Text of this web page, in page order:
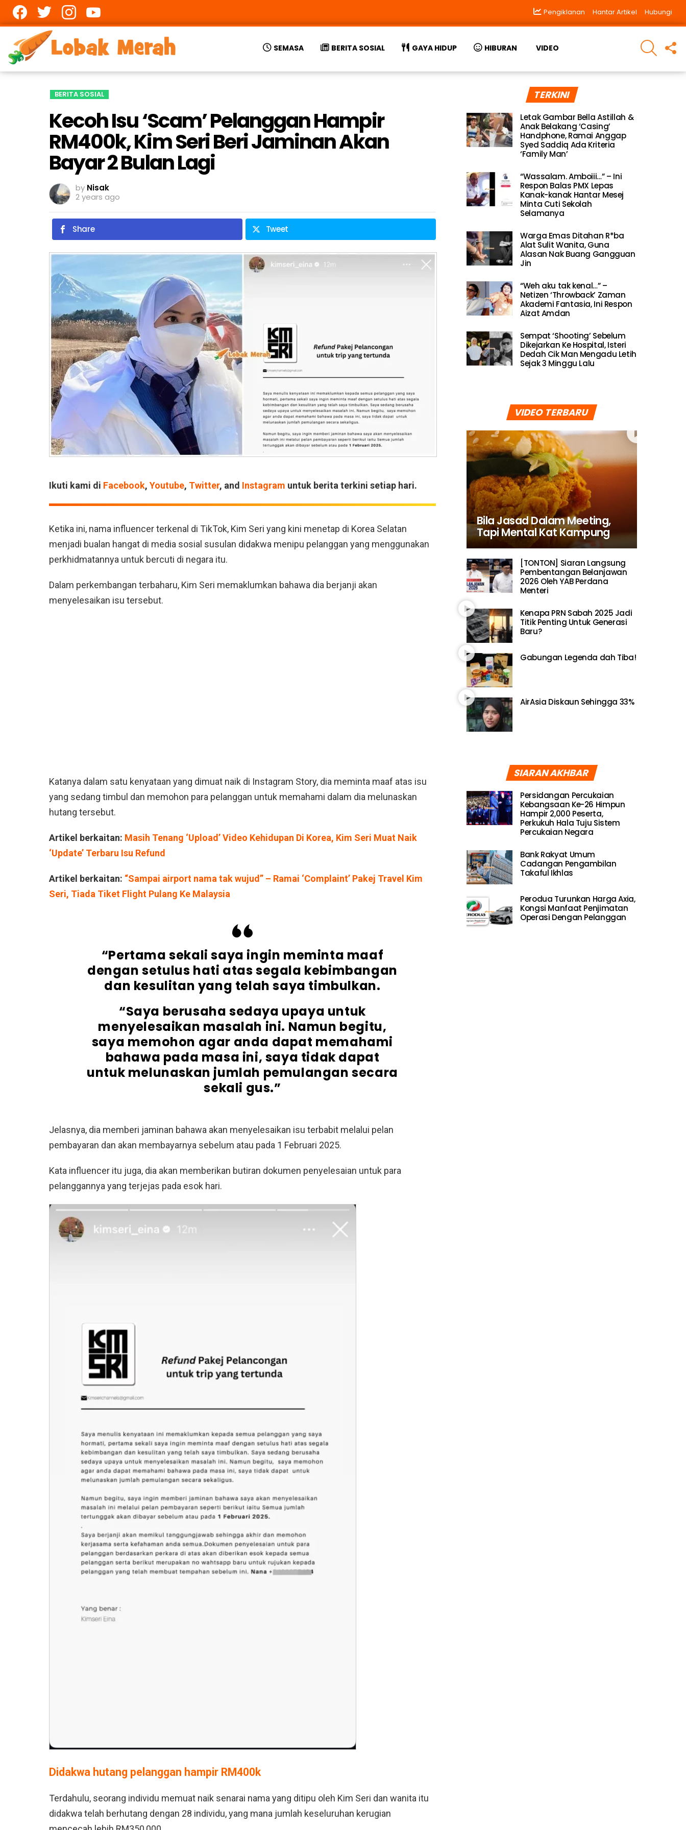
Pengiklanan Hantar Artikel Hubungi
SEMASA BERITA SOSIAL GAYA HIDUP HIBURAN VIDEO
SEARCH
BERITA SOSIAL
Kecoh Isu ‘Scam’ Pelanggan Hampir
RM400k, Kim Seri Beri Jaminan Akan
Bayar 2 Bulan Lagi
by Nisak
2 years ago
Share Tweet
Ikuti kami di Facebook, Youtube, Twitter, and Instagram untuk berita terkini setiap hari.
Ketika ini, nama influencer terkenal di TikTok, Kim Seri yang kini menetap di Korea Selatan
menjadi bualan hangat di media sosial susulan didakwa menipu pelanggan yang menggunakan
perkhidmatannya untuk bercuti di negara itu.
Dalam perkembangan terbaharu, Kim Seri memaklumkan bahawa dia berjanji akan
menyelesaikan isu tersebut.
Katanya dalam satu kenyataan yang dimuat naik di Instagram Story, dia meminta maaf atas isu
yang sedang timbul dan memohon para pelanggan untuk memahami dalam dia melunaskan
hutang tersebut.
Artikel berkaitan: Masih Tenang ‘Upload’ Video Kehidupan Di Korea, Kim Seri Muat Naik
‘Update’ Terbaru Isu Refund
Artikel berkaitan: “Sampai airport nama tak wujud” – Ramai ‘Complaint’ Pakej Travel Kim
Seri, Tiada Tiket Flight Pulang Ke Malaysia
“Pertama sekali saya ingin meminta maaf
dengan setulus hati atas segala kebimbangan
dan kesulitan yang telah saya timbulkan.
“Saya berusaha sedaya upaya untuk
menyelesaikan masalah ini. Namun begitu,
saya memohon agar anda dapat memahami
bahawa pada masa ini, saya tidak dapat
untuk melunaskan jumlah pemulangan secara
sekali gus.”
Jelasnya, dia memberi jaminan bahawa akan menyelesaikan isu terbabit melalui pelan
pembayaran dan akan membayarnya sebelum atau pada 1 Februari 2025.
Kata influencer itu juga, dia akan memberikan butiran dokumen penyelesaian untuk para
pelanggannya yang terjejas pada esok hari.
Didakwa hutang pelanggan hampir RM400k
Terdahulu, seorang individu memuat naik senarai nama yang ditipu oleh Kim Seri dan wanita itu
didakwa telah berhutang dengan 28 individu, yang mana jumlah keseluruhan kerugian
TERKINI
Letak Gambar Bella Astillah &
Anak Belakang ‘Casing’
Handphone, Ramai Anggap
Syed Saddiq Ada Kriteria
‘Family Man’
“Wassalam. Amboiii…” – Ini
Respon Balas PMX Lepas
Kanak-kanak Hantar Mesej
Minta Cuti Sekolah
Selamanya
Warga Emas Ditahan R*ba
Alat Sulit Wanita, Guna
Alasan Nak Buang Gangguan
Jin
“Weh aku tak kenal…” –
Netizen ‘Throwback’ Zaman
Akademi Fantasia, Ini Respon
Aizat Amdan
Sempat ‘Shooting’ Sebelum
Dikejarkan Ke Hospital, Isteri
Dedah Cik Man Mengadu Letih
Sejak 3 Minggu Lalu
VIDEO TERBARU
Bila Jasad Dalam Meeting,
Tapi Mental Kat Kampung
[TONTON] Siaran Langsung
Pembentangan Belanjawan
2026 Oleh YAB Perdana
Menteri
Kenapa PRN Sabah 2025 Jadi
Titik Penting Untuk Generasi
Baru?
Gabungan Legenda dah Tiba!
AirAsia Diskaun Sehingga 33%
SIARAN AKHBAR
Persidangan Percukaian
Kebangsaan Ke-26 Himpun
Hampir 2,000 Peserta,
Perkukuh Hala Tuju Sistem
Percukaian Negara
Bank Rakyat Umum
Cadangan Pengambilan
Takaful Ikhlas
Perodua Turunkan Harga Axia,
Kongsi Manfaat Penjimatan
Operasi Dengan Pelanggan